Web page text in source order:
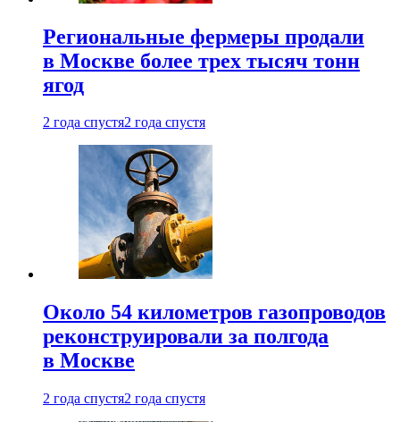
Региональные фермеры продали
в Москве более трех тысяч тонн
ягод
2 года спустя2 года спустя
Около 54 километров газопроводов
реконструировали за полгода
в Москве
2 года спустя2 года спустя